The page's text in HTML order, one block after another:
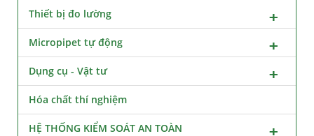
Thiết bị đo lường
Micropipet tự động
Dụng cụ - Vật tư
Hóa chất thí nghiệm
HỆ THỐNG KIỂM SOÁT AN TOÀN